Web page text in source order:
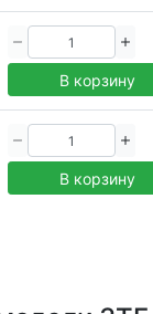
В корзину
В корзину